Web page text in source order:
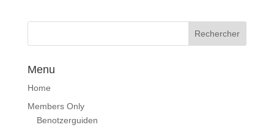
Menu
Home
Members Only
Benotzerguiden